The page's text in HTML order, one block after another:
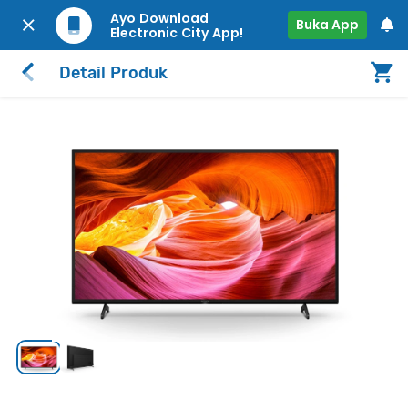
Ayo Download
Electronic City App!
Buka App
Detail Produk